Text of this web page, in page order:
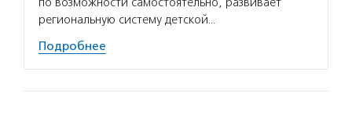
региональную систему детской…
Подробнее